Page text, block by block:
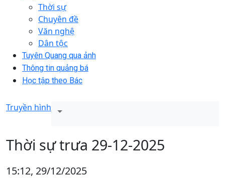
Thời sự
Chuyên đề
Văn nghệ
Dân tộc
Tuyên Quang qua ảnh
Thông tin quảng bá
Học tập theo Bác
Truyền hình
Thời sự trưa 29-12-2025
15:12, 29/12/2025